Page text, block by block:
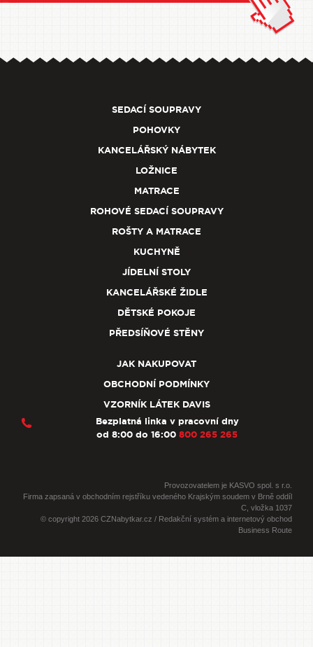
SEDACÍ SOUPRAVY
POHOVKY
KANCELÁŘSKÝ NÁBYTEK
LOŽNICE
MATRACE
ROHOVÉ SEDACÍ SOUPRAVY
ROŠTY A MATRACE
KUCHYNĚ
JÍDELNÍ STOLY
KANCELÁŘSKÉ ŽIDLE
DĚTSKÉ POKOJE
PŘEDSÍŇOVÉ STĚNY
JAK NAKUPOVAT
OBCHODNÍ PODMÍNKY
VZORNÍK LÁTEK DAVIS
Bezplatná linka v pracovní dny
od 8:00 do 16:00 800 265 265
Provozovatelem je KASVO spol. s r.o.
Firma zapsaná v obchodním rejstříku vedeného Krajským soudem v Brně oddíl
C, vložka 1037
© copyright 2026 CZNabytkar.cz / Redakční systém a internetový obchod
Business Route